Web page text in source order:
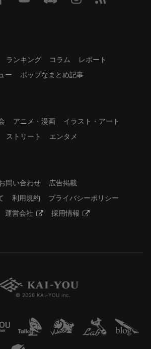
ランキング コラム
レポート
ー ポップなまとめ記事
アニメ・漫画
イラスト・アート
ストリート エンタメ
問い合わせ
広告掲載
利用規約
プライバシーポリシー
運営会社 採用情報
© 2026 KAI-YOU inc.